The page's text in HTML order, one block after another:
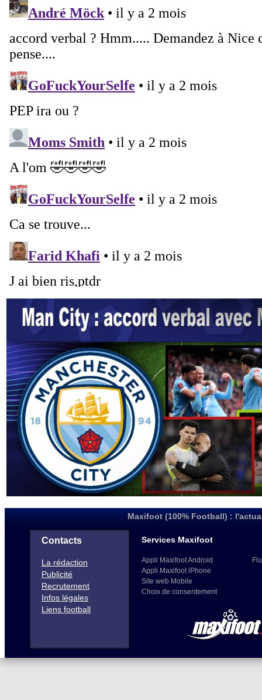
Maxifoot (100% Football) :
Contacts
La rédaction
Publicité
Recrutement
Infos légales
Liens football
Services Maxifoot
Appli Maxifoot Android
Appli Maxifoot iPhone
Site web Mobile
Choix de consentement